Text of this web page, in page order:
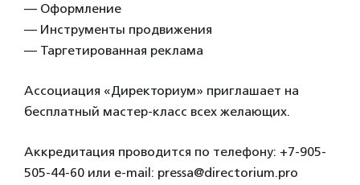
— Оформление
— Инструменты продвижения
— Таргетированная реклама
Ассоциация «Директориум» приглашает на
бесплатный мастер-класс всех желающих.
Аккредитация проводится по телефону: +7-905-
505-44-60 или e-mail: pressa@directorium.pro